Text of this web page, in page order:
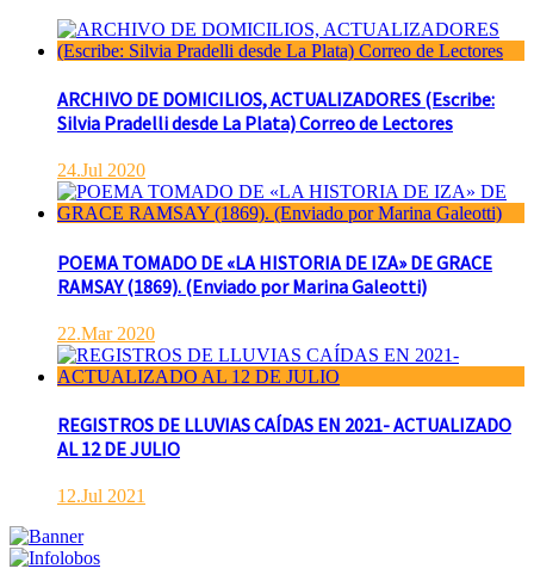
ARCHIVO DE DOMICILIOS, ACTUALIZADORES (Escribe:
Silvia Pradelli desde La Plata) Correo de Lectores
24.Jul 2020
POEMA TOMADO DE «LA HISTORIA DE IZA» DE GRACE
RAMSAY (1869). (Enviado por Marina Galeotti)
22.Mar 2020
REGISTROS DE LLUVIAS CAÍDAS EN 2021- ACTUALIZADO
AL 12 DE JULIO
12.Jul 2021